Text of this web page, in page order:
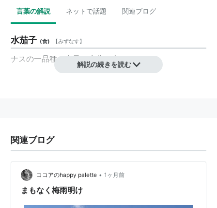
言葉の解説 ネットで話題 関連ブログ
水茄子 (食) 【みずなす】
ナスの一品種。多量の水分を含んでいる。
解説の続きを読む
関連ブログ
ココアのhappy palette • 1ヶ月前
まもなく梅雨明け